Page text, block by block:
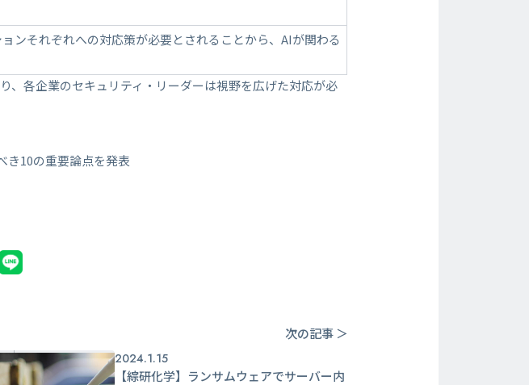
ンそれぞれへの対応策が必要とされることから、AIが関わる
、各企業のセキュリティ・リーダーは視野を広げた対応が必
き10の重要論点を発表
次の記事 ＞
2024.1.15
【綜研化学】ランサムウェアでサーバー内